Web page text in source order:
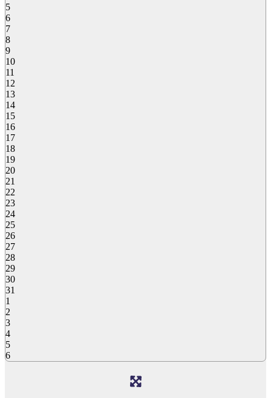
5
6
7
8
9
10
11
12
13
14
15
16
17
18
19
20
21
22
23
24
25
26
27
28
29
30
31
1
2
3
4
5
6